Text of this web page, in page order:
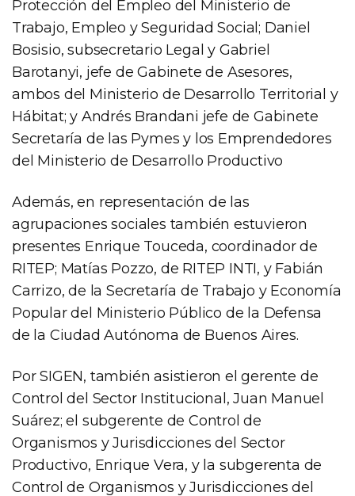
Protección del Empleo del Ministerio de
Trabajo, Empleo y Seguridad Social; Daniel
Bosisio, subsecretario Legal y Gabriel
Barotanyi, jefe de Gabinete de Asesores,
ambos del Ministerio de Desarrollo Territorial y
Hábitat; y Andrés Brandani jefe de Gabinete
Secretaría de las Pymes y los Emprendedores
del Ministerio de Desarrollo Productivo
Además, en representación de las
agrupaciones sociales también estuvieron
presentes Enrique Touceda, coordinador de
RITEP; Matías Pozzo, de RITEP INTI, y Fabián
Carrizo, de la Secretaría de Trabajo y Economía
Popular del Ministerio Público de la Defensa
de la Ciudad Autónoma de Buenos Aires.
Por SIGEN, también asistieron el gerente de
Control del Sector Institucional, Juan Manuel
Suárez; el subgerente de Control de
Organismos y Jurisdicciones del Sector
Productivo, Enrique Vera, y la subgerenta de
Control de Organismos y Jurisdicciones del